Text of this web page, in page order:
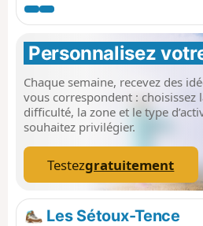
d'enceinte, le Château de Corsas
charmant hameau de Montplot.
Personnalisez
Chaque semaine, recevez des
vous correspondent : choisissez
difficulté, la zone et le type
souhaitez privilégier.
Testezgratuitement
Les Sétoux-Tence